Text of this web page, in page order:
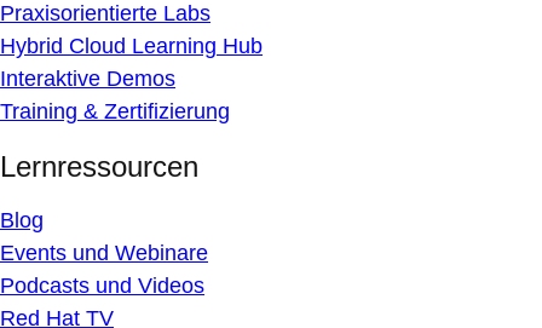
Praxisorientierte Labs
Hybrid Cloud Learning Hub
Interaktive Demos
Training & Zertifizierung
Lernressourcen
Blog
Events und Webinare
Podcasts und Videos
Red Hat TV